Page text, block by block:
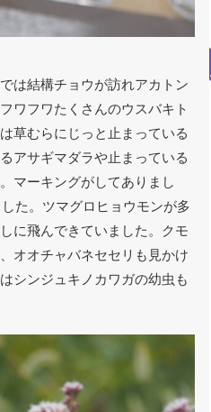
は結構チョウが訪れアカトン
ワフワたくさんのウスバキト
草むらにじっと止まっている
アサギマダラや止まっている
マーキングがしてありまし
た。ツマグロヒョウモンが多
に飛んできていました。クモ
オオチャバネセセリも見かけ
シンジュキノカワガの幼虫も